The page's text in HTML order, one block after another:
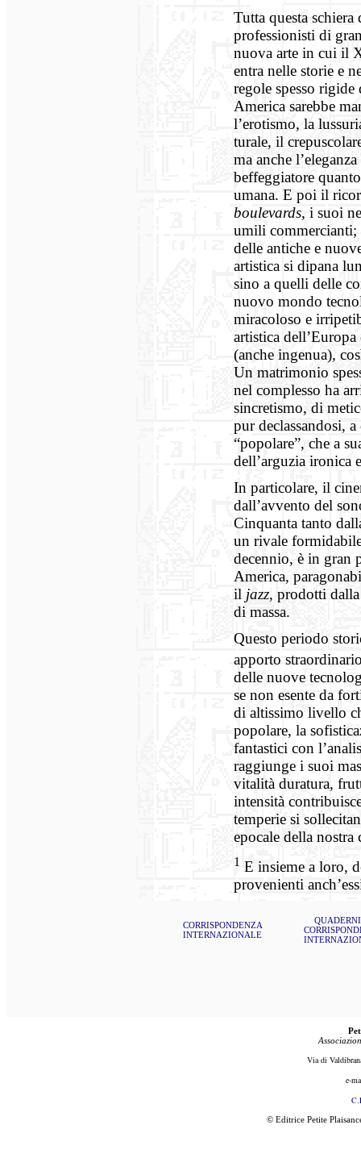
Tutta questa
professionisti di
nuova arte in cui il
entra nelle storie e
regole spesso
America sarebbe
l’erotismo, la
turale, il
ma anche
beffeggiatore
umana. E poi il
boulevards, i suoi
umili commercianti;
delle antiche e
artistica si dipana
sino a quelli delle
nuovo mondo
miracoloso e
artistica
(anche ingenua),
Un matrimonio
nel complesso ha
sincretismo, di
pur declassandosi,
“popolare”, che a
dell’arguzia ironica
In particolare, il
dall’avvento del
Cinquanta tanto
un rivale
decennio, è in gran
America,
il jazz, prodotti
di massa.
Questo periodo
apporto
delle nuove
se non esente da
di altissimo livello
popolare, la
fantastici con
raggiunge i suoi
vitalità duratura,
intensità
temperie si
epocale della nostra
1 E insieme a loro,
provenienti
CORRISPONDENZA
INTERNAZIONALE
Via di
e-
© Editrice Petite